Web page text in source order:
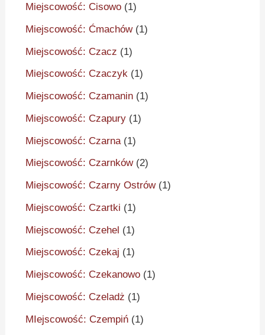
Miejscowość: Cisowo (1)
Miejscowość: Ćmachów(1)
Miejscowość: Czacz (1)
Miejscowość: Czaczyk (1)
Miejscowość: Czamanin (1)
Miejscowość: Czapury (1)
Miejscowość: Czarna (1)
Miejscowość: Czarnków(2)
Miejscowość: Czarny Ostrów(1)
Miejscowość: Czartki (1)
Miejscowość: Czehel (1)
Miejscowość: Czekaj (1)
Miejscowość: Czekanowo (1)
Miejscowość: Czeladż (1)
MIejscowość: Czempiń (1)